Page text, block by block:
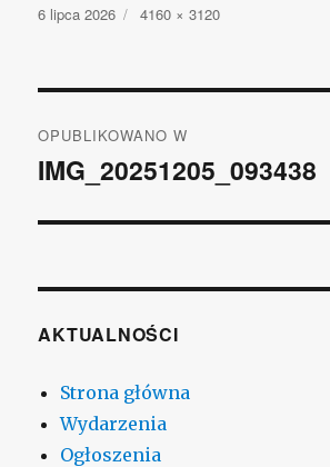
Opublikowano
6 lipca 2026
Pełny
4160 × 3120
wpisu
OPUBLIKOWANO W
IMG_20251205_093438
AKTUALNOŚCI
Strona główna
Wydarzenia
Ogłoszenia